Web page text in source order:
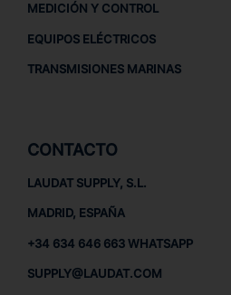
MEDICIÓN Y CONTROL
EQUIPOS ELÉCTRICOS
TRANSMISIONES MARINAS
CONTACTO
LAUDAT SUPPLY, S.L.
MADRID, ESPAÑA
+34 634 646 663 WHATSAPP
SUPPLY@LAUDAT.COM